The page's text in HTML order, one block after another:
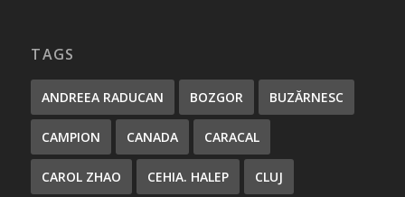
TAGS
ANDREEA RADUCAN BOZGOR BUZĂRNESC
CAMPION CANADA CARACAL
CAROL ZHAO CEHIA. HALEP CLUJ